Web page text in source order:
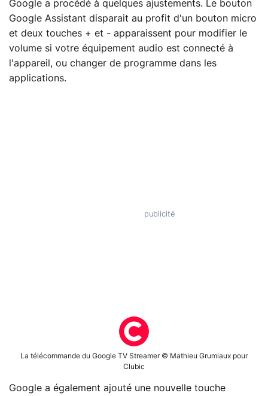
Google a procédé à quelques ajustements. Le bouton
Google Assistant disparait au profit d'un bouton micro
et deux touches + et - apparaissent pour modifier le
volume si votre équipement audio est connecté à
l'appareil, ou changer de programme dans les
applications.
La télécommande du Google TV Streamer © Mathieu Grumiaux pour
Clubic
Google a également ajouté une nouvelle touche